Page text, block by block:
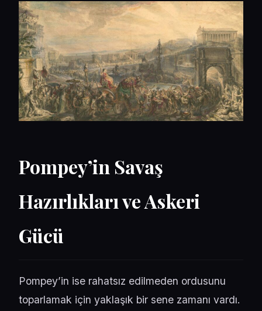
Pompey’in Savaş
Hazırlıkları veAskeri
Gücü
Pompey’in ise rahatsız edilmeden ordusunu
toparlamak için yaklaşık bir sene zamanı vardı.